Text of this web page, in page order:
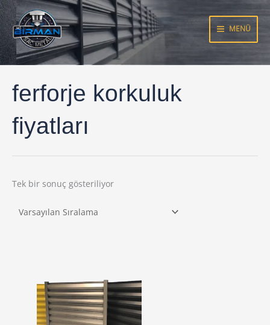
İçeriğe
atla
MENÜ
ferforje korkuluk
fiyatları
Tek bir sonuç gösteriliyor